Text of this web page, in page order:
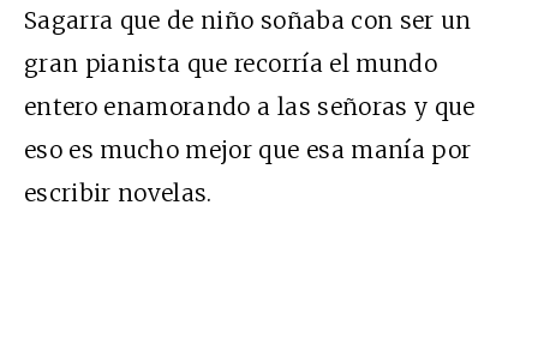
Sagarra que de niño soñaba con ser un
gran pianista que recorría el mundo
entero enamorando a las señoras y que
eso es mucho mejor que esa manía por
escribir novelas.